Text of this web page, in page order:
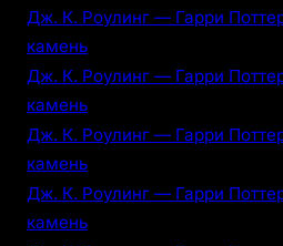
Дж. К. Роулинг — Гарри
камень
Дж. К. Роулинг — Гарри
камень
Дж. К. Роулинг — Гарри
камень
Дж. К. Роулинг — Гарри
камень